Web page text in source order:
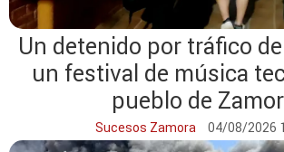
Un detenido por tráfico
un festival de música
pueblo de
Sucesos Zamora 04/08/2026